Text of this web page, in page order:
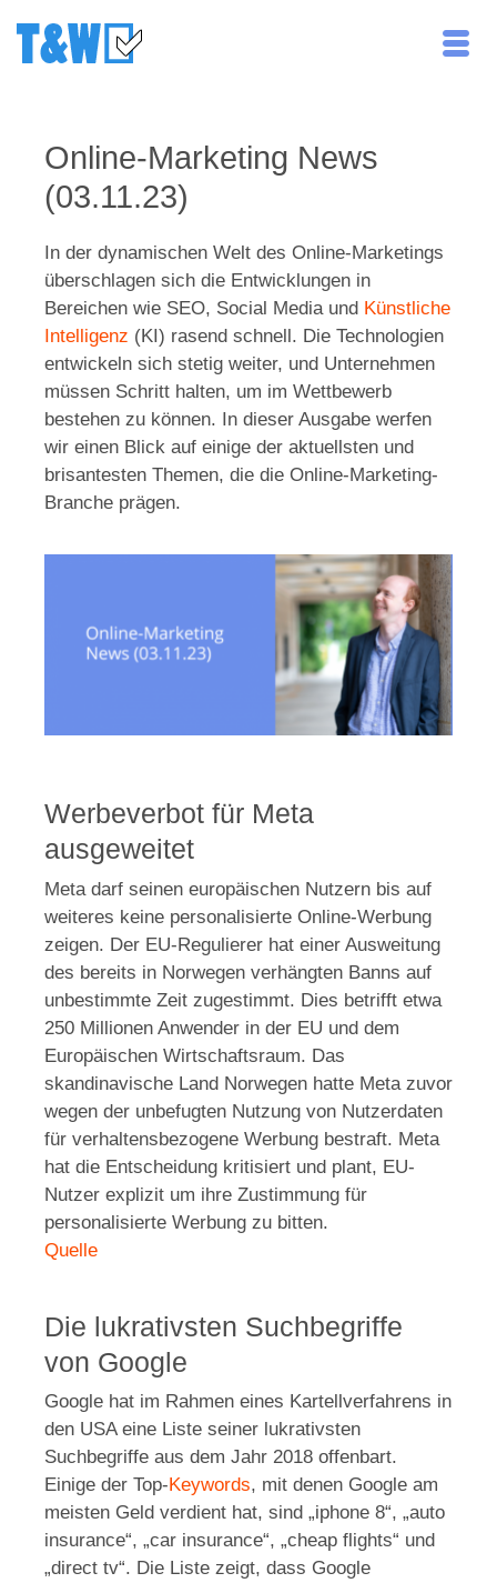
Online-Marketing News
(03.11.23)
In der dynamischen Welt des Online-Marketings
überschlagen sich die Entwicklungen in
Bereichen wie SEO, Social Media und Künstliche
Intelligenz (KI) rasend schnell. Die Technologien
entwickeln sich stetig weiter, und Unternehmen
müssen Schritt halten, um im Wettbewerb
bestehen zu können. In dieser Ausgabe werfen
wir einen Blick auf einige der aktuellsten und
brisantesten Themen, die die Online-Marketing-
Branche prägen.
Werbeverbot für Meta
ausgeweitet
Meta darf seinen europäischen Nutzern bis auf
weiteres keine personalisierte Online-Werbung
zeigen. Der EU-Regulierer hat einer Ausweitung
des bereits in Norwegen verhängten Banns auf
unbestimmte Zeit zugestimmt. Dies betrifft etwa
250 Millionen Anwender in der EU und dem
Europäischen Wirtschaftsraum. Das
skandinavische Land Norwegen hatte Meta zuvor
wegen der unbefugten Nutzung von Nutzerdaten
für verhaltensbezogene Werbung bestraft. Meta
hat die Entscheidung kritisiert und plant, EU-
Nutzer explizit um ihre Zustimmung für
personalisierte Werbung zu bitten.
Quelle
Die lukrativsten Suchbegriffe
von Google
Google hat im Rahmen eines Kartellverfahrens in
den USA eine Liste seiner lukrativsten
Suchbegriffe aus dem Jahr 2018 offenbart.
Einige der Top-Keywords, mit denen Google am
meisten Geld verdient hat, sind „iphone 8“, „auto
insurance“, „car insurance“, „cheap flights“ und
„direct tv“. Die Liste zeigt, dass Google